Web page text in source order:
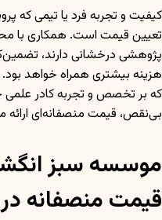
کیفیت و تجربه فرد یا تیمی که
تعیین قیمت است. همکاری با
پژوهشی درخشانی دارند،
هزینه بیشتری همراه خواهد
که بر تخصص و تجربه کادر علمی
بی‌نقص، قیمت منصفانه‌ای ارائه
موسسه سبز
قیمت منصفانه